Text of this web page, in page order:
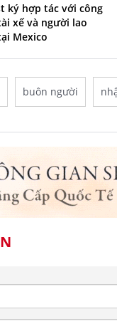
ký hợp tác với công
xế và người lao
Mexico
buôn người